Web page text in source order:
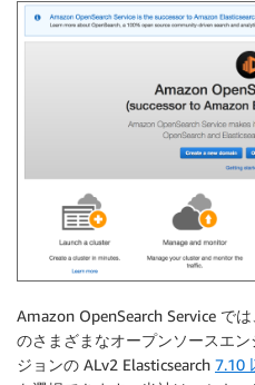
Amazon OpenSearch Service で
のさまざまなオープンソースエ
ジョンの ALv2 Elasticsearch 7.10